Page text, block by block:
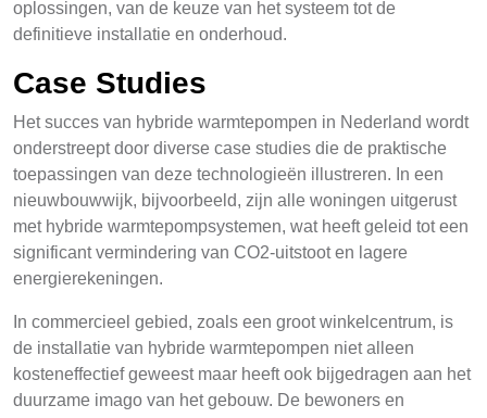
oplossingen, van de keuze van het systeem tot de
definitieve installatie en onderhoud.
Case Studies
Het succes van hybride warmtepompen in Nederland wordt
onderstreept door diverse case studies die de praktische
toepassingen van deze technologieën illustreren. In een
nieuwbouwwijk, bijvoorbeeld, zijn alle woningen uitgerust
met hybride warmtepompsystemen, wat heeft geleid tot een
significant vermindering van CO2-uitstoot en lagere
energierekeningen.
In commercieel gebied, zoals een groot winkelcentrum, is
de installatie van hybride warmtepompen niet alleen
kosteneffectief geweest maar heeft ook bijgedragen aan het
duurzame imago van het gebouw. De bewoners en